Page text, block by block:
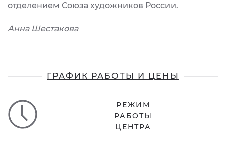
отделением Союза художников России.
Анна Шестакова
ГРАФИК РАБОТЫ И ЦЕНЫ
РЕЖИМ
РАБОТЫ
ЦЕНТРА